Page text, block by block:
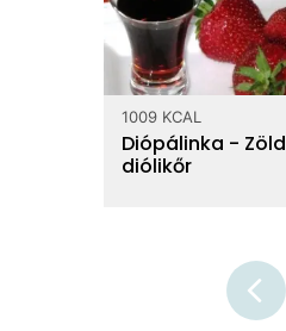
Vas
Magnézium
Foszfor
Nátrium
1009 KCAL
Diópálinka - Zöld
diólikőr